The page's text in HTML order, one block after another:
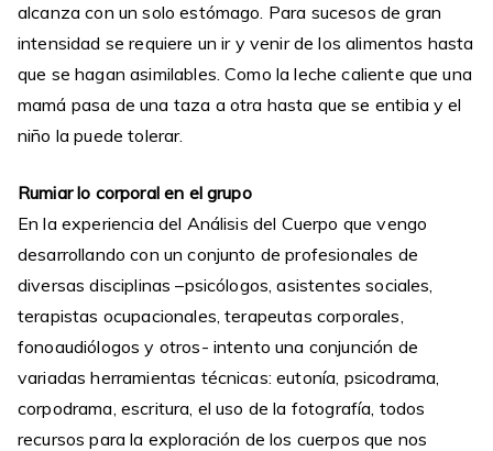
alcanza con un solo estómago. Para sucesos de gran
intensidad se requiere un ir y venir de los alimentos hasta
que se hagan asimilables. Como la leche caliente que una
mamá pasa de una taza a otra hasta que se entibia y el
niño la puede tolerar.
Rumiar lo corporal en el grupo
En la experiencia del Análisis del Cuerpo que vengo
desarrollando con un conjunto de profesionales de
diversas disciplinas –psicólogos, asistentes sociales,
terapistas ocupacionales, terapeutas corporales,
fonoaudiólogos y otros- intento una conjunción de
variadas herramientas técnicas: eutonía, psicodrama,
corpodrama, escritura, el uso de la fotografía, todos
recursos para la exploración de los cuerpos que nos